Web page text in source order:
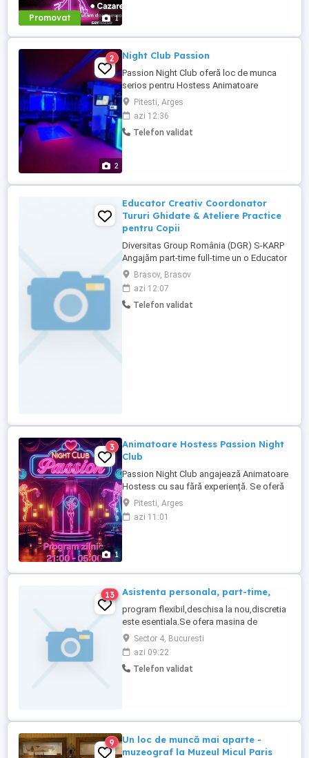
Promovat 1
2
2 Night Club Passion
Passion Night Club oferă loc de munca
serios pentru Hostess Animatoare
Dansatoare cu sau fără experiență. Nu
punem accent pe aspecul fizic !! Dacă ai
peste 18 ani, ești o fire deschisă, sociabilă
și fără inhibiții te invităm să faci parte din
Pitesti, Arges
azi 12:36
Telefon validat
Educator Creativ Coordonator
Tururi Ghidate & Ateliere Practice
pentru Copii
Diversitas Group România (DGR) S-KARP
Angajăm part-time full-time un o Educator
Creativ Coordonator Tururi Ghidate &
Ateliere Practice pentru Copii La S-KARP,
alături de mascota noastră Skarpy,
transformăm fabrica într-o adevărată
Brasov, Brasov
azi 12:07
Telefon validat
1
3
Animatoare Hostess Passion Night
Club
Passion Night Club angajează Animatoare
Hostess cu sau fără experiență. Se oferă
salariu +comision 50 % , carte de munca,
protocol gratuit
Pitesti, Arges
azi 11:01
13 Asistenta personala, part-time,
program flexibil,deschisa la nou,discretia
este esentiala.Se ofera masina de
serviciu, locuinta de
serviciu,training.Mesaj cu descriere
succinta pe whatsapp
Sector 4, Bucuresti
azi 09:22
Telefon validat
9
Un loc de muncă mai aparte -
muzeograf la Muzeul Micul Paris